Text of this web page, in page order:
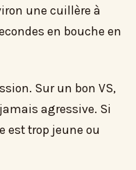
une cuillère à
en bouche en
Sur un bon VS,
agressive. Si
est trop jeune ou